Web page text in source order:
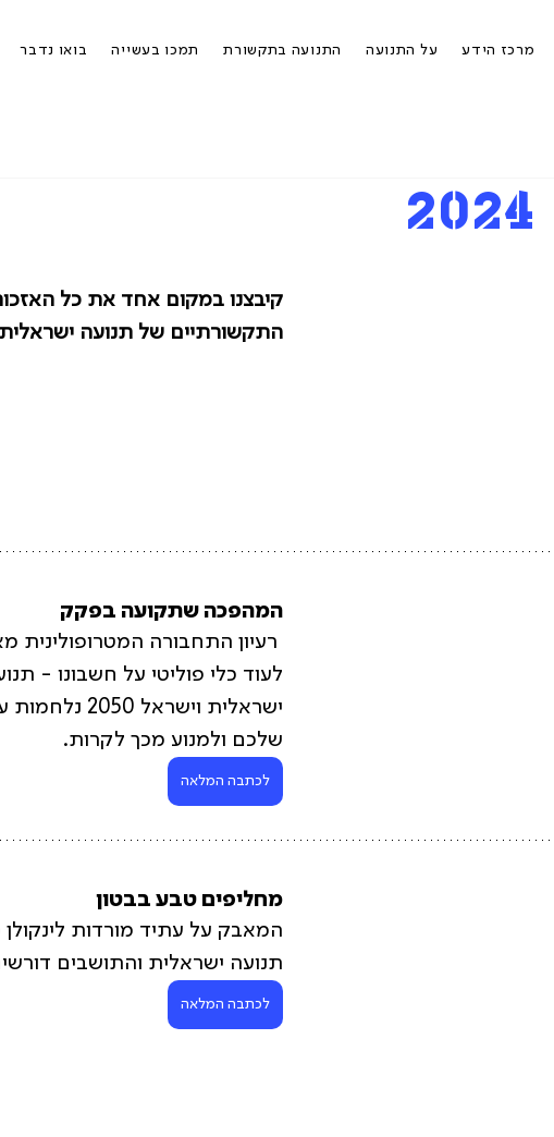
מרכז הידע על התנועה התנועה בתקשורת תמכו בעשייה בואו נדבר
קיבצנו במקום אחד את כל
התקשורתיים של תנועה
המהפכה שתקועה בפקק
רעיון התחבורה המטרופולינית
לעוד כלי פוליטי על חשבונו -
ישראלית וישראל
שלכם ולמנוע מכך לקרות.
לכתבה המלאה
מחליפים טבע בבטון
המאבק על עתיד מורדות
תנועה ישראלית והתושבים
לכתבה המלאה